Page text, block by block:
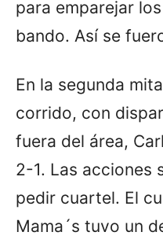
para emparejar
bando. Así se
En la segunda
corrido, con
fuera del área,
2-1. Las acciones
pedir cuartel. El
Mama´s tuvo un